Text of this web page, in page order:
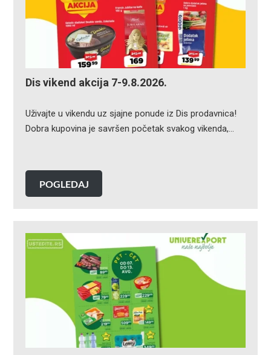
Dis vikend akcija 7-9.8.2026.
Uživajte u vikendu uz sjajne ponude iz Dis prodavnica!
Dobra kupovina je savršen početak svakog vikenda,…
POGLEDAJ